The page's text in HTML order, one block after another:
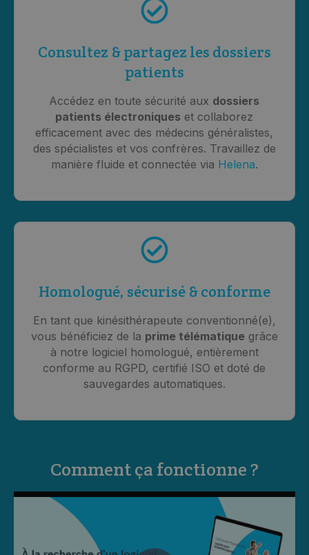
Consultez & partagez les dossiers
patients
Accédez en toute sécurité aux dossiers
patients électroniques et collaborez
efficacement avec des médecins généralistes,
des spécialistes et vos confrères. Travaillez de
manière fluide et connectée via Helena.
Homologué, sécurisé & conforme
En tant que kinésithérapeute conventionné(e),
vous bénéficiez de la prime télématiquegrâce
à notre logiciel homologué, entièrement
conforme au RGPD, certifié ISO et doté de
sauvegardes automatiques.
Comment ça fonctionne ?